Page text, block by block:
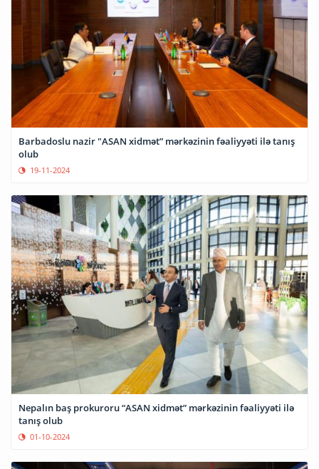
Barbadoslu nazir "ASAN xidmət” mərkəzinin fəaliyyəti ilə tanış
olub
19-11-2024
Nepalın baş prokuroru “ASAN xidmət” mərkəzinin fəaliyyəti ilə
tanış olub
01-10-2024